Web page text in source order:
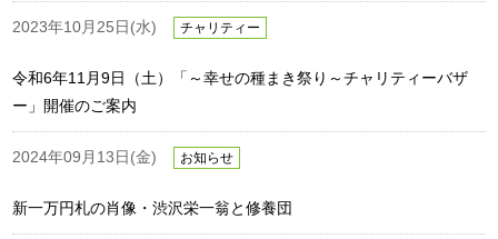
2023年10月25日(水) チャリティー
令和6年11月9日（土）「～幸せの種まき祭り～チャリティーバザ
ー」開催のご案内
2024年09月13日(金) お知らせ
新一万円札の肖像・渋沢栄一翁と修養団